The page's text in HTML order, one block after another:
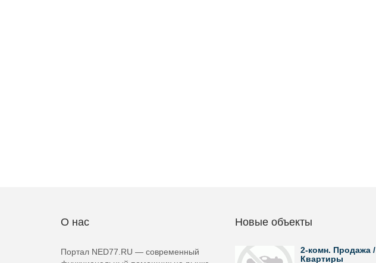
О нас
Портал NED77.RU — современный
Новые объекты
2-комн. Продажа /
Квартиры